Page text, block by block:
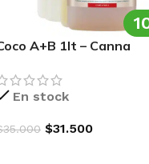
A+B 1lt – Canna
En stock
35.000 $31.500